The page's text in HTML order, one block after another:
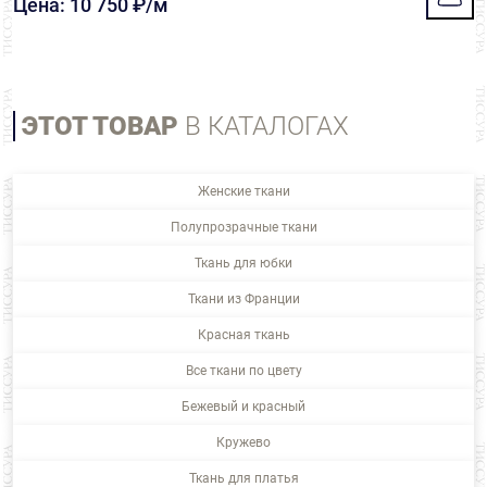
Цена: 10 750 ₽/м
ЭТОТ ТОВАР В КАТАЛОГАХ
Женские ткани
Полупрозрачные ткани
Ткань для юбки
Ткани из Франции
Красная ткань
Все ткани по цвету
Бежевый и красный
Кружево
Ткань для платья